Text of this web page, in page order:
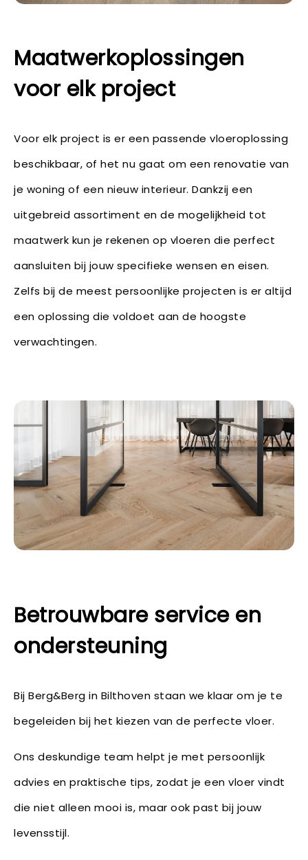
Maatwerkoplossingen
voor elk project
Voor elk project is er een passende vloeroplossing
beschikbaar, of het nu gaat om een renovatie van
je woning of een nieuw interieur. Dankzij een
uitgebreid assortiment en de mogelijkheid tot
maatwerk kun je rekenen op vloeren die perfect
aansluiten bij jouw specifieke wensen en eisen.
Zelfs bij de meest persoonlijke projecten is er altijd
een oplossing die voldoet aan de hoogste
verwachtingen.
Betrouwbare service en
ondersteuning
Bij Berg&Berg in Bilthoven staan we klaar om je te
begeleiden bij het kiezen van de perfecte vloer.
Ons deskundige team helpt je met persoonlijk
advies en praktische tips, zodat je een vloer vindt
die niet alleen mooi is, maar ook past bij jouw
levensstijl.